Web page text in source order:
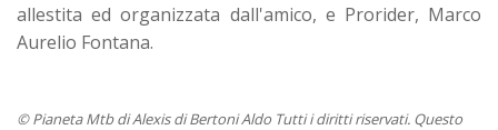
allestita ed organizzata dall'amico, e Prorider, Marco
Aurelio Fontana.
© Pianeta Mtb di Alexis di Bertoni Aldo Tutti i diritti riservati. Questo